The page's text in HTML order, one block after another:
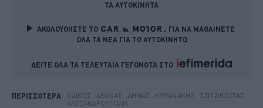
ΤΑ ΑΥΤΟΚΙΝΗΤΑ
ΑΚΟΛΟΥΘΗΣΤΕ ΤΟ
ΓΙΑ ΝΑ ΜΑΘΑΙΝΕΤΕ
ΟΛΑ ΤΑ ΝΕΑ ΓΙΑ ΤΟ ΑΥΤΟΚΙΝΗΤΟ
ΔΕΙΤΕ ΟΛΑ ΤΑ ΤΕΛΕΥΤΑΙΑ ΓΕΓΟΝΟΤΑ ΣΤΟ
ΠΕΡΙΣΣΟΤΕΡΑ ΟΔΙΚΌΣ ΆΞΟΝΑΣ ΔΉΜΑΣ ΚΥΡΑΝΆΚΗΣ
ΤΖΙΤΖΙΚΏΣΤΑΣ
ΑΛΕΞΑΝΔΡΟΎΠΟΛΗ